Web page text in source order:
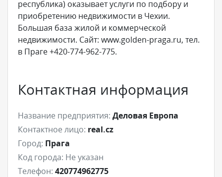
республика) оказывает услуги по подбору и
приобретению недвижимости в Чехии.
Большая база жилой и коммерческой
недвижимости. Сайт: www.golden-praga.ru, тел.
в Праге +420-774-962-775.
Контактная информация
Название предприятия: Деловая Европа
Контактное лицо: real.cz
Город: Прага
Код города: Не указан
Телефон: 420774962775